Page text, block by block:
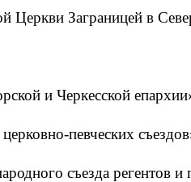
Церкви Заграницей в
и Черкесской
певческих
съезда регентов